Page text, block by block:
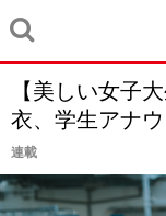
【美しい女子
衣、学生アナ
連載